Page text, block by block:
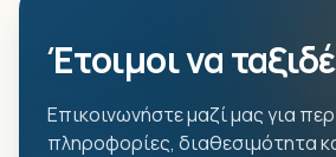
Έτοιμοι να
Επικοινωνήστε μαζί μας για
πληροφορίες, διαθεσιμότητα